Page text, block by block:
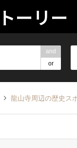
ーリー
and
or
龍山寺周辺の歴史ス